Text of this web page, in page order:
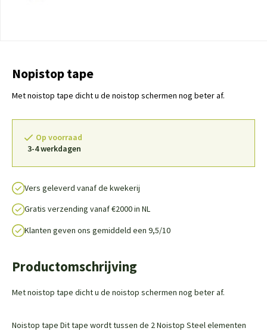
Nopistop tape
Met noistop tape dicht u de noistop schermen nog beter af.
Op voorraad
3-4 werkdagen
Vers geleverd vanaf de kwekerij
Gratis verzending vanaf €2000 in NL
Klanten geven ons gemiddeld een 9,5/10
Productomschrijving
Met noistop tape dicht u de noistop schermen nog beter af.
Noistop tape Dit tape wordt tussen de 2 Noistop Steel elementen